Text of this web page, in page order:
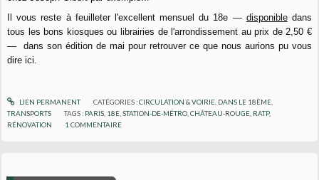
Il vous reste à feuilleter l'excellent mensuel du 18e — disponibledans
tous les bons kiosques ou librairies de l'arrondissement au prix de 2,50 €
— dans son édition de mai pour retrouver ce que nous aurions pu vous
dire ici.
LIEN PERMANENT CATÉGORIES :CIRCULATION & VOIRIE, DANS LE 18ÈME,
TRANSPORTS
TAGS : PARIS 18E ,STATION-DE-MÉTRO ,CHÂTEAU-ROUGE RATP,
RÉNOVATION
1 COMMENTAIRE